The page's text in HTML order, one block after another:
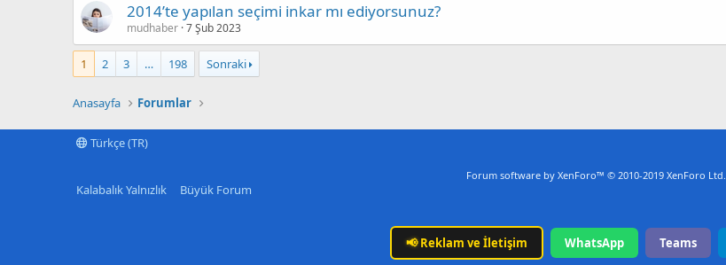
2014’te yapılan seçimi inkar mı ediyorsunuz?
mudhaber 7 Şub 2023
1 2 3 … 198 Sonraki
Anasayfa Forumlar
Türkçe (TR)
Forum software by XenForo™ © 2010-2019 XenForo Ltd.
Kalabalık Yalnızlık Büyük Forum
📢Reklam ve İletişim WhatsApp Teams